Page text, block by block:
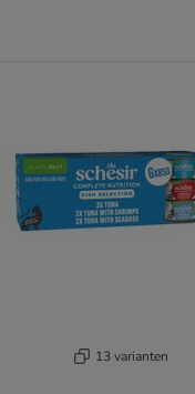
13 varianten